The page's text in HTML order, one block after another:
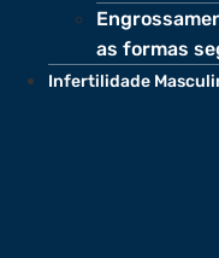
as formas
Infertilidade